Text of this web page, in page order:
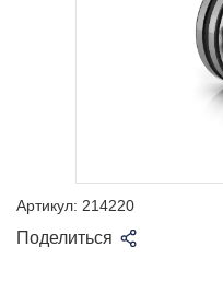
Артикул: 214220
Поделиться